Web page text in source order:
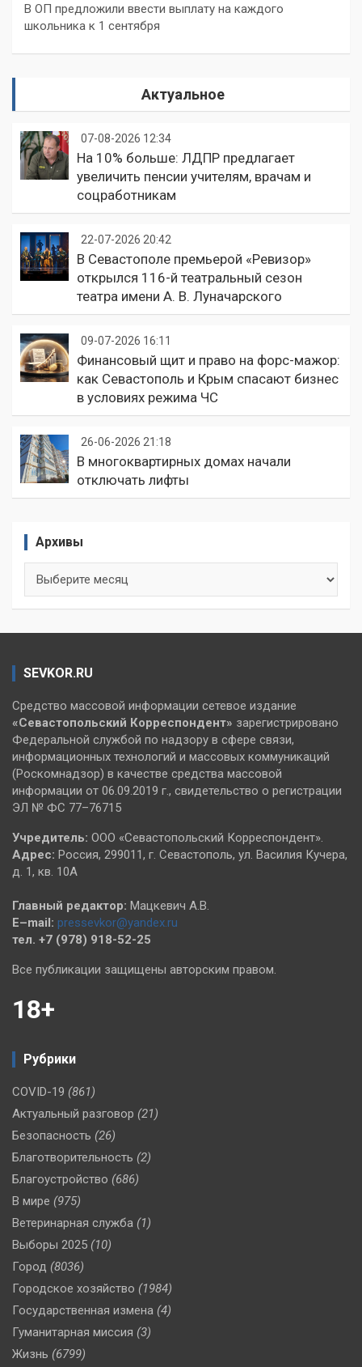
В ОП предложили ввести выплату на каждого
школьника к 1 сентября
Актуальное
07-08-2026 12:34
На 10% больше: ЛДПР предлагает
увеличить пенсии учителям, врачам и
соцработникам
22-07-2026 20:42
В Севастополе премьерой «Ревизор»
открылся 116-й театральный сезон
театра имени А. В. Луначарского
09-07-2026 16:11
Финансовый щит и право на форс-мажор:
как Севастополь и Крым спасают бизнес
в условиях режима ЧС
26-06-2026 21:18
В многоквартирных домах начали
отключать лифты
Архивы
SEVKOR.RU
Средство массовой информации сетевое издание
«Севастопольский Корреспондент» зарегистрировано
Федеральной службой по надзору в сфере связи,
информационных технологий и массовых коммуникаций
(Роскомнадзор) в качестве средства массовой
информации от 06.09.2019 г., свидетельство о регистрации
ЭЛ № ФС 77–76715
Учредитель: ООО «Севастопольский Корреспондент».
Адрес: Россия, 299011, г. Севастополь, ул. Василия Кучера,
д. 1, кв. 10А
Главный редактор: Мацкевич А.В.
E–mail: pressevkor@yandex.ru
тел. +7 (978) 918-52-25
Все публикации защищены авторским правом.
18+
Рубрики
COVID-19 (861)
Актуальный разговор (21)
Безопасность (26)
Благотворительность (2)
Благоустройство (686)
В мире (975)
Ветеринарная служба (1)
Выборы 2025 (10)
Город (8036)
Городское хозяйство (1984)
Государственная измена (4)
Гуманитарная миссия (3)
Жизнь (6799)